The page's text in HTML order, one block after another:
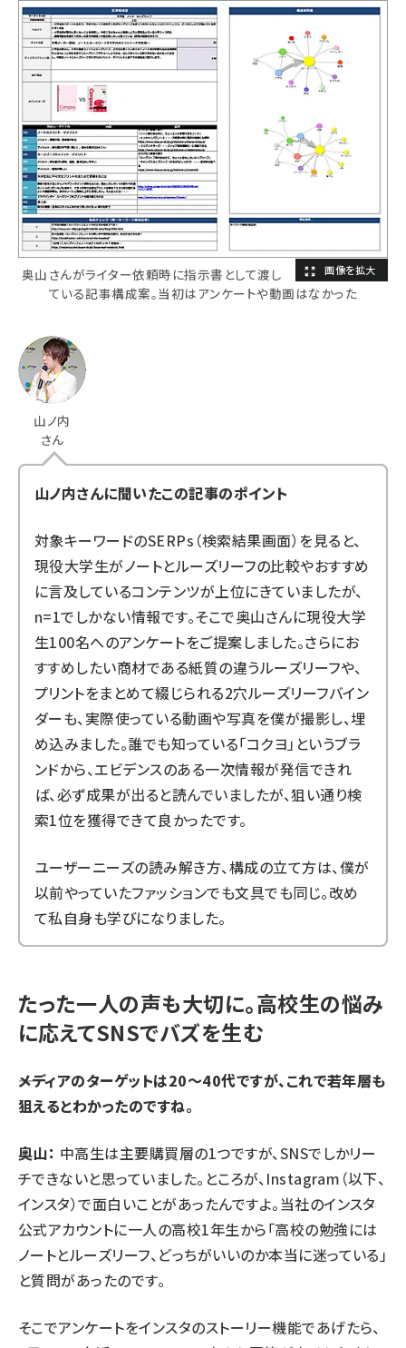
奥山さんがライター依頼時に指示書として渡し
ている記事構成案。当初はアンケートや動画はなかった
山ノ内
さん
山ノ内さんに聞いたこの記事のポイント
対象キーワードのSERPs（検索結果画面）を見ると、
現役大学生がノートとルーズリーフの比較やおすすめ
に言及しているコンテンツが上位にきていましたが、
n=1でしかない情報です。そこで奥山さんに現役大学
生100名へのアンケートをご提案しました。さらにお
すすめしたい商材である紙質の違うルーズリーフや、
プリントをまとめて綴じられる2穴ルーズリーフバイン
ダーも、実際使っている動画や写真を僕が撮影し、埋
め込みました。誰でも知っている「コクヨ」というブラ
ンドから、エビデンスのある一次情報が発信できれ
ば、必ず成果が出ると読んでいましたが、狙い通り検
索1位を獲得できて良かったです。
ユーザーニーズの読み解き方、構成の立て方は、僕が
以前やっていたファッションでも文具でも同じ。改め
て私自身も学びになりました。
たった一人の声も大切に。高校生の悩み
に応えてSNSでバズを生む
――メディアのターゲットは20〜40代ですが、これで若年層も
狙えるとわかったのですね。
奥山： 中高生は主要購買層の1つですが、SNSでしかリー
チできないと思っていました。ところが、Instagram（以下、
インスタ）で面白いことがあったんですよ。当社のインスタ
公式アカウントに一人の高校1年生から「高校の勉強には
ノートとルーズリーフ、どっちがいいのか本当に迷っている」
と質問があったのです。
そこでアンケートをインスタのストーリー機能であげたら、